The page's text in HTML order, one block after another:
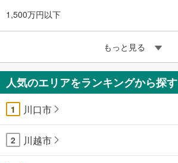
1,500万円以下
もっと見る
人気のエリアをランキングから探す
1 川口市
2 川越市